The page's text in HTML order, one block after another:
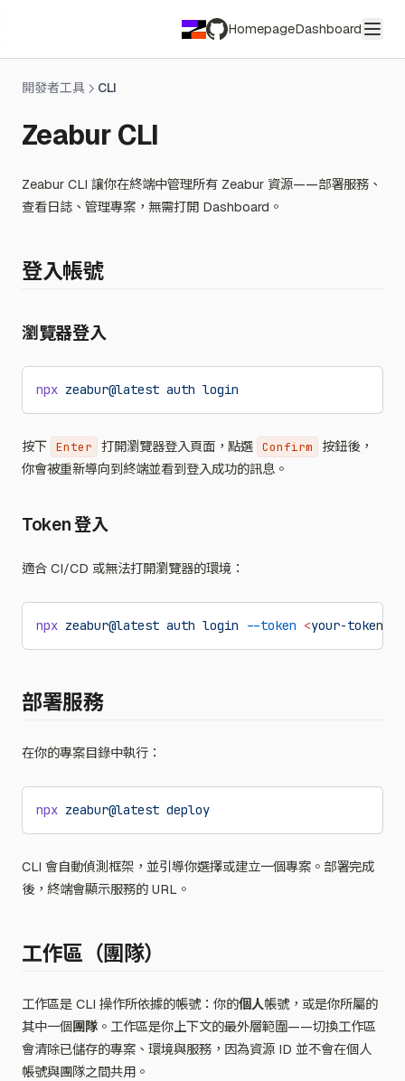
HomepageDashboard
開發者工具 CLI
Zeabur CLI
Zeabur CLI 讓你在終端中管理所有 Zeabur 資源——部署服務、
查看日誌、管理專案，無需打開 Dashboard。
登入帳號
瀏覽器登入
npx zeabur@latest auth login
按下 Enter 打開瀏覽器登入頁面，點選 Confirm
按鈕後，
你會被重新導向到終端並看到登入成功的訊息。
Token 登入
適合 CI/CD 或無法打開瀏覽器的環境：
npx zeabur@latest auth login --token <your-token
部署服務
在你的專案目錄中執行：
npx zeabur@latest deploy
CLI 會自動偵測框架，並引導你選擇或建立一個專案。部署完成
後，終端會顯示服務的 URL。
工作區（團隊）
工作區是 CLI 操作所依據的帳號：你的個人帳號，或是你所屬的
其中一個團隊 。工作區是你上下文的最外層範圍——切換工作區
會清除已儲存的專案、環境與服務，因為資源 ID 並不會在個人
帳號與團隊之間共用。